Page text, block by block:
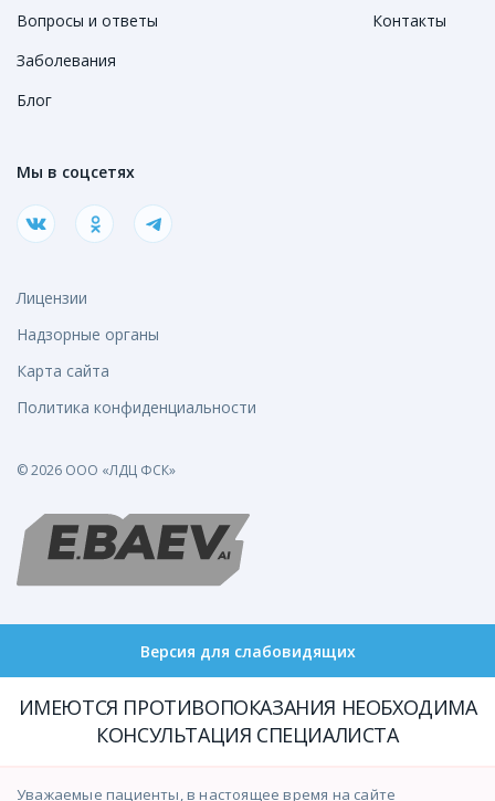
Вопросы и ответы
Заболевания
Блог
Контакты
Мы в соцсетях
Лицензии
Надзорные органы
Карта сайта
Политика конфиденциальности
© 2026 ООО «ЛДЦ ФСК»
Версия для слабовидящих
ИМЕЮТСЯ ПРОТИВОПОКАЗАНИЯ НЕОБХОДИМА
КОНСУЛЬТАЦИЯ СПЕЦИАЛИСТА
Уважаемые пациенты, в настоящее время на сайте